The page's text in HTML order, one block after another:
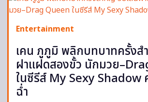
Entertainment
เคน ภูภูมิ พลิกบทบาทครั้งส
ฝาแฝดสองขั้ว นักมวย
ในซีรีส์ My Sexy Shadow
ฉ่ำ